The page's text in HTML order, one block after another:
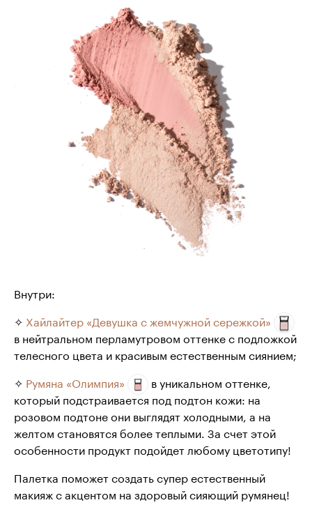
Внутри:
✧ Хайлайтер «Девушка с жемчужной сережкой»
в нейтральном перламутровом оттенке с подложкой
телесного цвета и красивым естественным сиянием;
✧ Румяна «Олимпия»
в уникальном оттенке,
который подстраивается под подтон кожи: на
розовом подтоне они выглядят холодными, а на
желтом становятся более теплыми. За счет этой
особенности продукт подойдет любому цветотипу!
Палетка поможет создать супер естественный
макияж с акцентом на здоровый сияющий румянец!